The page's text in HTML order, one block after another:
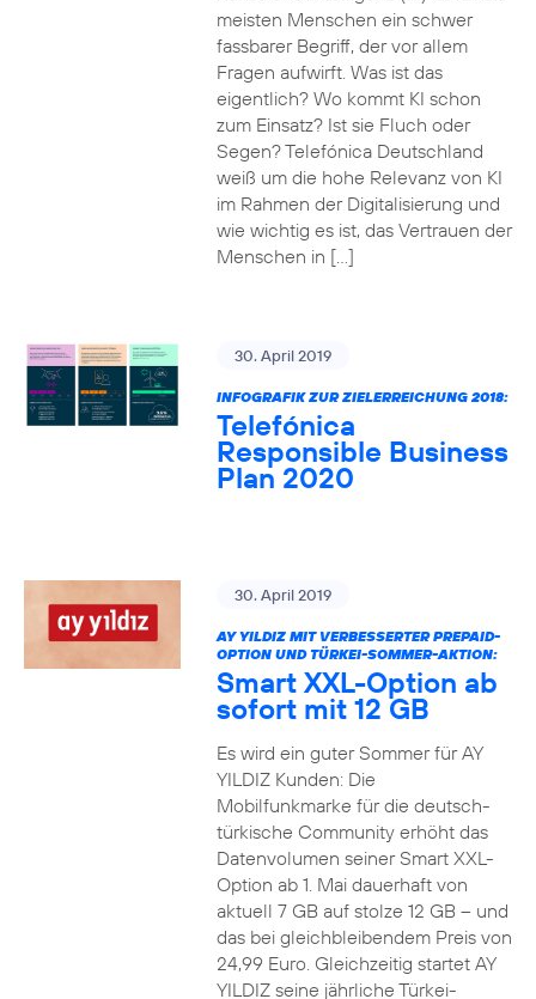
meisten Menschen ein schwer
fassbarer Begriff, der vor allem
Fragen aufwirft. Was ist das
eigentlich? Wo kommt KI schon
zum Einsatz? Ist sie Fluch oder
Segen? Telefónica Deutschland
weiß um die hohe Relevanz von KI
im Rahmen der Digitalisierung und
wie wichtig es ist, das Vertrauen der
Menschen in […]
30. April 2019
INFOGRAFIK ZUR ZIELERREICHUNG 2018:
Telefónica
Responsible Business
Plan 2020
30. April 2019
AY YILDIZ MIT VERBESSERTER PREPAID-
OPTION UND TÜRKEI-SOMMER-AKTION:
Smart XXL-Option ab
sofort mit 12 GB
Es wird ein guter Sommer für AY
YILDIZ Kunden: Die
Mobilfunkmarke für die deutsch-
türkische Community erhöht das
Datenvolumen seiner Smart XXL-
Option ab 1. Mai dauerhaft von
aktuell 7 GB auf stolze 12 GB – und
das bei gleichbleibendem Preis von
24,99 Euro. Gleichzeitig startet AY
YILDIZ seine jährliche Türkei-